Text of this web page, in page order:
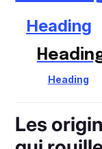
Heading
Heading
Les